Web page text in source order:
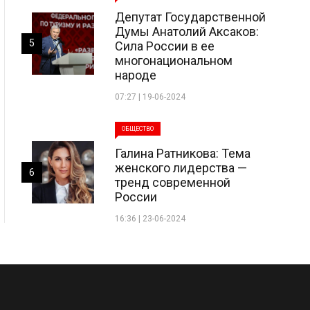
Депутат Государственной
Думы Анатолий Аксаков:
Сила России в ее
многонациональном
народе
07:27 | 19-06-2024
5
ОБЩЕСТВО
Галина Ратникова: Тема
женского лидерства —
тренд современной
России
16:36 | 23-06-2024
6